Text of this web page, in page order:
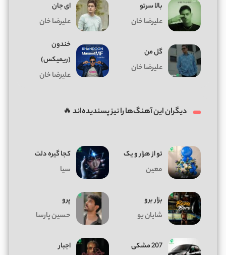
بالا سرتو
علیرضا خان
ای جان
علیرضا خان
گل من
علیرضا خان
خندون
(ریمیکس)
علیرضا خان
دیگران این آهنگ‌ها را نیز پسندیده‌اند 🔥
تو از هزار و یک
معین
کجا گیره دلت
سیا
بزار برو
شایان یو
پرو
حسین پارسا
207 مشکی اجبار